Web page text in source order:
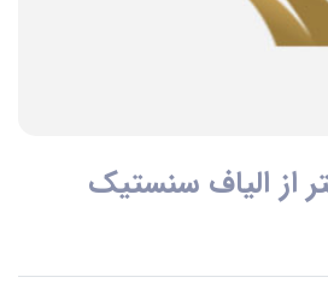
از الیاف سنستیک